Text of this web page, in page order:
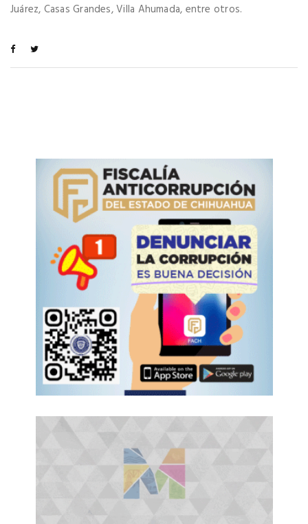
Juárez, Casas Grandes, Villa Ahumada, entre otros.